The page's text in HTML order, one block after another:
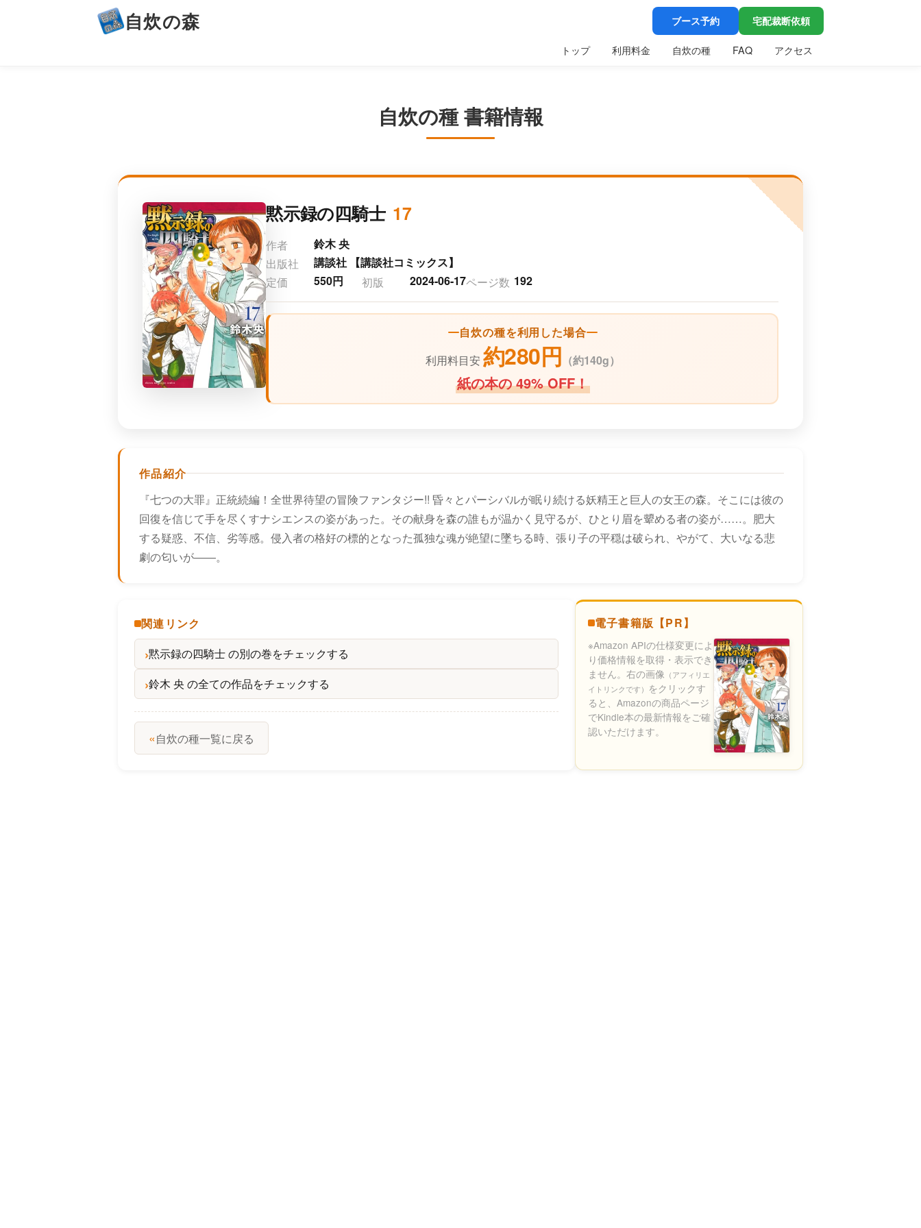
自炊の森 ブース予約 宅配裁断依頼
トップ 利用料金 自炊の種 FAQ アクセス
自炊の種 書籍情報
黙示録の四騎士 17
作者
鈴木 央
出版社
講談社 【講談社コミックス】
定価
550円 初版 2024-06-17ページ数 192
自炊の種を利用した場合
利用料目安約280円 （約140g）
紙の本の 49% OFF！
作品紹介
『七つの大罪』正統続編！全世界待望の冒険ファンタジー!! 昏々とパーシバルが眠り続ける妖精王と巨人の女王の森。そこには彼の
回復を信じて手を尽くすナシエンスの姿があった。その献身を森の誰もが温かく見守るが、ひとり眉を顰める者の姿が……。肥大
する疑惑、不信、劣等感。侵入者の格好の標的となった孤独な魂が絶望に墜ちる時、張り子の平穏は破られ、やがて、大いなる悲
劇の匂いが――。
関連リンク
黙示録の四騎士 の別の巻をチェックする
鈴木 央 の全ての作品をチェックする
«自炊の種一覧に戻る
電子書籍版【PR】
※Amazon APIの仕様変更によ
り価格情報を取得・表示でき
ません。右の画像 （アフィリエ
イトリンクです） をクリックす
ると、Amazonの商品ページ
でKindle本の最新情報をご確
認いただけます。